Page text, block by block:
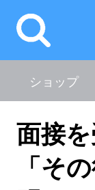
ショップ
面接
「そ